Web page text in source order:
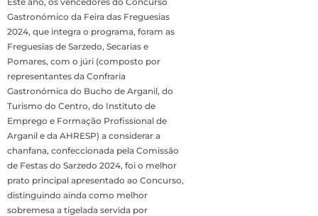
Gas­tronómico da Feira das Freguesias
2024, que in­tegra o programa, foram as
Freguesias de Sarze­do, Secarias e
Pomares, com o júri (composto por
representantes da Confra­ria
Gastronómica do Buc­ho de Arganil, do
Turismo do Centro, do Instituto de
Emprego e Formação Profissional de
Arganil e da AHRESP) a conside­rar a
chanfana, confecci­onada pela Comissão
de Festas do Sarzedo 2024, foi o melhor
prato princi­pal apresentado ao Con­curso,
distinguindo ainda como melhor
sobremesa a tigelada servida por